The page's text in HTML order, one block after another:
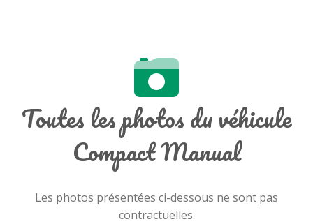
Toutes les photos du véhicule
Compact Manual
Les photos présentées ci-dessous ne sont pas
contractuelles.